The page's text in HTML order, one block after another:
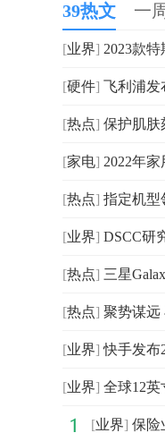
39热文 一
[业界] 2023款特斯拉
[硬件] 飞利浦发布
[热点] 保护肌肤刻不
[家电] 2022年家用投
[热点] 指定机型领券立
[业界] DSCC研究：到
[热点] 三星Galaxy S23
[热点] 聚势谋远 再
[业界]快手发布2022全
[业界] 全球12英寸晶
[业界] 保险业